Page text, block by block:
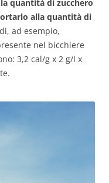
quantità di zucchero
alla quantità di
ad esempio,
nel bicchiere
3,2 cal/g x 2 g/l x